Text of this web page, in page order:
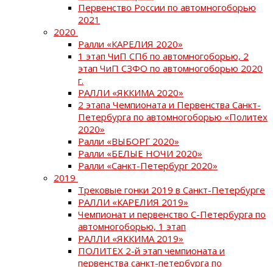
Первенство России по автомногоборью
2021
2020
Ралли «КАРЕЛИЯ 2020»
1 этап ЧиП СПб по автомногоборью, 2
этап ЧиП СЗФО по автомногоборью 2020
г.
РАЛЛИ «ЯККИМА 2020»
2 этапа Чемпионата и Первенства Санкт-
Петербурга по автомногоборью «Политех
2020»
Ралли «ВЫБОРГ 2020»
Ралли «БЕЛЫЕ НОЧИ 2020»
Ралли «Санкт-Петербург 2020»
2019
Трековые гонки 2019 в Санкт-Петербурге
РАЛЛИ «КАРЕЛИЯ 2019»
Чемпионат и первенство С-Петербурга по
автомногоборью, 1 этап
РАЛЛИ «ЯККИМА 2019»
ПОЛИТЕХ 2-й этап чемпионата и
первенства санкт-петербурга по